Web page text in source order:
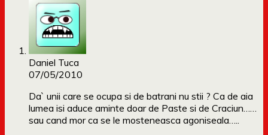
Daniel Tuca
07/05/2010
Da` unii care se ocupa si de batrani nu stii ? Ca de aia
lumea isi aduce aminte doar de Paste si de Craciun……
sau cand mor ca se le mosteneasca agoniseala…..